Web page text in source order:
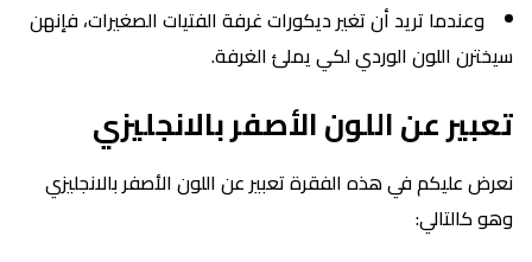
وعندما تريد أن تغير ديكورات غرفة الفتيات الصغيرات، فإنهن
سيخترن اللون الوردي لكي يملئ الغرفة.
تعبير عن اللون الأصفر بالانجليزي
نعرض عليكم في هذه الفقرة تعبير عن اللون الأصفر بالانجليزي
وهو كالتالي: